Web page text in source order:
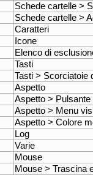
Schede cartelle >
Schede cartelle >
Caratteri
Icone
Elenco di
Tasti
Tasti > Scorciatoie
Aspetto
Aspetto > Pulsante
Aspetto > Menu
Aspetto > Colore
Log
Varie
Mouse
Mouse > Trascina